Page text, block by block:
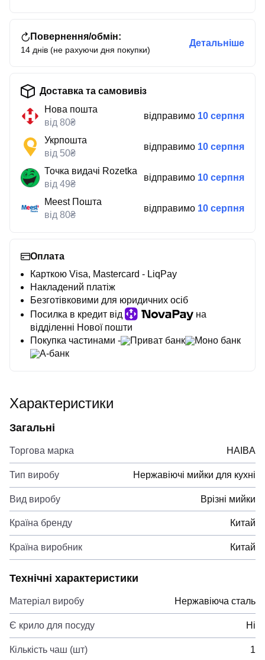
Повернення/обмін:
14 днів (не рахуючи дня покупки)
Детальніше
Доставка та самовивіз
Нова пошта
від 80₴
відправимо 10 серпня
Укрпошта
від 50₴
відправимо 10 серпня
Точка видачі Rozetka
від 49₴
відправимо 10 серпня
Meest Пошта
від 80₴
відправимо 10 серпня
Оплата
Карткою Visa, Mastercard - LiqPay
Накладений платіж
Безготівковими для юридичних осіб
Посилка в кредит від
на
відділенні Нової пошти
Покупка частинами -
Приват банк
Моно банк
А-банк
Характеристики
Загальні
Торгова марка HAIBA
Тип виробу Нержавіючі мийки для кухні
Вид виробу Врізні мийки
Країна бренду Китай
Країна виробник Китай
Технічні характеристики
Матеріал виробу Нержавіюча сталь
Є крило для посуду Ні
Кількість чаш (шт) 1